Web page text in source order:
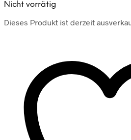
Nicht vorrätig
Dieses Produkt ist derzeit